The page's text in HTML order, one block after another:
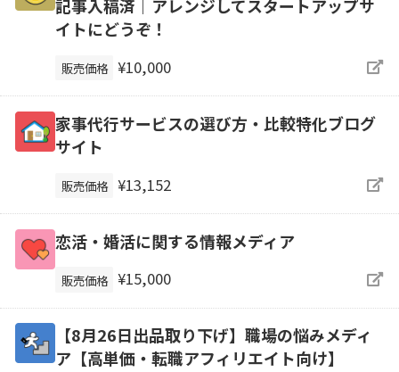
記事入稿済｜アレンジしてスタートアップサ
イトにどうぞ！
販売価格 ¥10,000
家事代行サービスの選び方・比較特化ブログ
サイト
販売価格 ¥13,152
恋活・婚活に関する情報メディア
販売価格 ¥15,000
【8月26日出品取り下げ】職場の悩みメディ
ア【高単価・転職アフィリエイト向け】